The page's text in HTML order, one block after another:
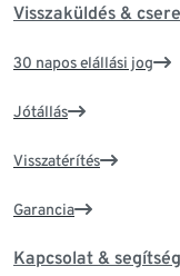
Visszaküldés & csere
30 napos elállási jog
Jótállás
Visszatérítés
Garancia
Kapcsolat & segítség